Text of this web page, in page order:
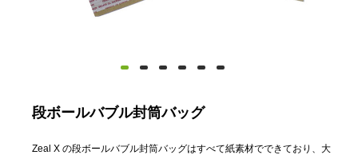
段ボールバブル封筒バッグ
Zeal X の段ボールバブル封筒バッグはすべて紙素材でできており、大